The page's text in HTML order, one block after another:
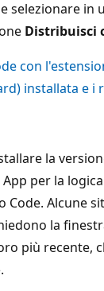
selezionare in
Distribuisci
con
installata e i
la
per la
Code. Alcune
la
più recente,